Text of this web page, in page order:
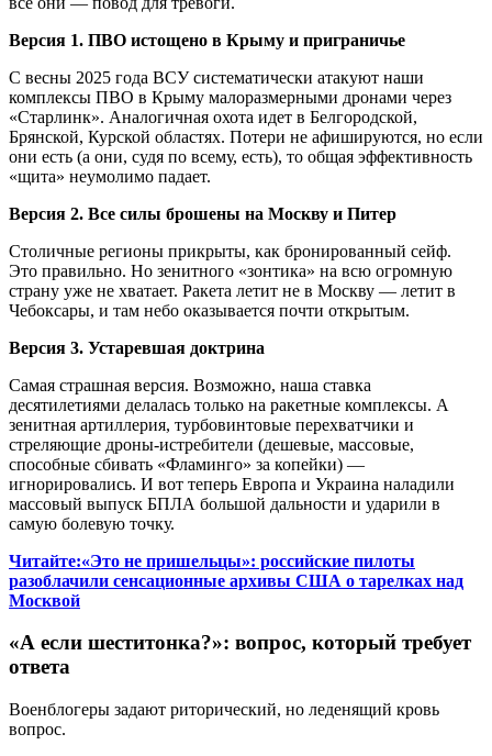
Версия 1. ПВО истощено в Крыму и приграничье
С весны 2025 года ВСУ систематически атакуют наши
комплексы ПВО в Крыму малоразмерными дронами через
«Старлинк». Аналогичная охота идет в Белгородской,
Брянской, Курской областях. Потери не афишируются, но если
они есть (а они, судя по всему, есть), то общая эффективность
«щита» неумолимо падает.
Версия 2. Все силы брошены на Москву и Питер
Столичные регионы прикрыты, как бронированный сейф.
Это правильно. Но зенитного «зонтика» на всю огромную
страну уже не хватает. Ракета летит не в Москву — летит в
Чебоксары, и там небо оказывается почти открытым.
Версия 3. Устаревшая доктрина
Самая страшная версия. Возможно, наша ставка
десятилетиями делалась только на ракетные комплексы. А
зенитная артиллерия, турбовинтовые перехватчики и
стреляющие дроны-истребители (дешевые, массовые,
способные сбивать «Фламинго» за копейки) —
игнорировались. И вот теперь Европа и Украина наладили
массовый выпуск БПЛА большой дальности и ударили в
самую болевую точку.
Читайте:«Это не пришельцы»: российские пилоты
разоблачили сенсационные архивы США о тарелках над
Москвой
«А если шеститонка?»: вопрос, который требует
ответа
Военблогеры задают риторический, но леденящий кровь
вопрос.